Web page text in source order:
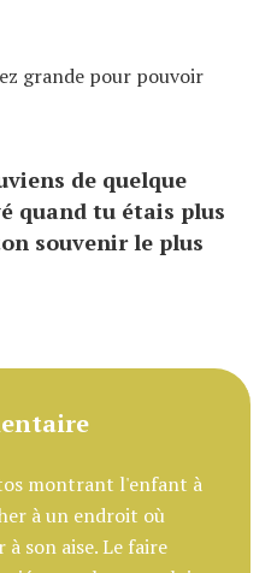
grande pour pouvoir
de quelque
quand tu étais plus
souvenir le plus
montrant l'enfant à
à un endroit où
son aise. Le faire